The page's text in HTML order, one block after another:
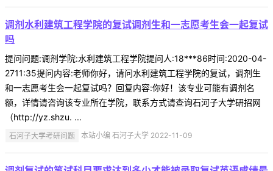
调剂水利建筑工程学院的复试调剂生和一志愿考生会一起复试
吗
提问问题:调剂学院:水利建筑工程学院提问人:18***86时间:2020-04-
2711:35提问内容:老师你好，请问水利建筑工程学院的复试，调剂生
和一志愿考生会一起复试吗？回复内容:你好！该专业可能有调剂名
额，详情请咨询该专业所在学院，联系方式请查询石河子大学研招网
（http://yz.shzu. ...
石河子大学考研问题 本站小编 石河子大学 2022-11-09